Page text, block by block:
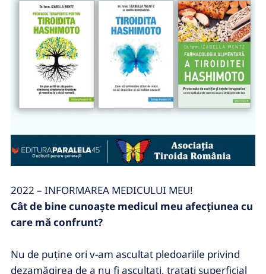
2022 – INFORMAREA MEDICULUI MEU!
Cât de bine cunoaşte medicul meu afecţiunea cu
care mă confrunt?
Nu de puţine ori v-am ascultat pledoariile privind
dezamăgirea de a nu fi ascultaţi, trataţi superficial